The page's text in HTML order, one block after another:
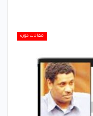
مقالات كورة